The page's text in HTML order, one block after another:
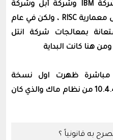
تصنع بالتعاون بين كل من شركة IBM وشركة أبل وشركة
موتورولا ، والتي كانت تعتمد على معمارية RISC ، ولكن في عام
بمعالجات شركة انتل
مباشرة ظهرت اول نسخة
هاكنتوش والتي كانت بالاصدار 10.4.4 من نظام ماك والذي كان
به قانونياً ؟